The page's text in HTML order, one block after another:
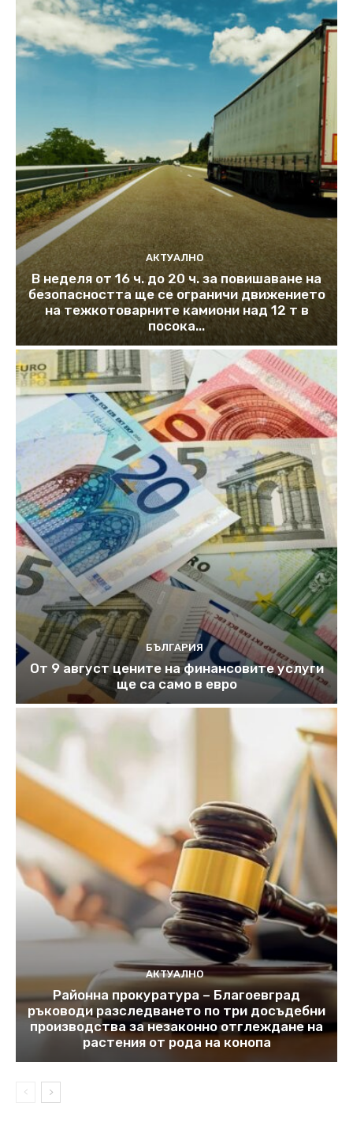
АКТУАЛНО
В неделя от 16 ч. до 20 ч. за повишаване на
безопасността ще се ограничи движението
на тежкотоварните камиони над 12 т в
посока...
БЪЛГАРИЯ
От 9 август цените на финансовите услуги
ще са само в евро
АКТУАЛНО
Районна прокуратура – Благоевград
ръководи разследването по три досъдебни
производства за незаконно отглеждане на
растения от рода на конопа